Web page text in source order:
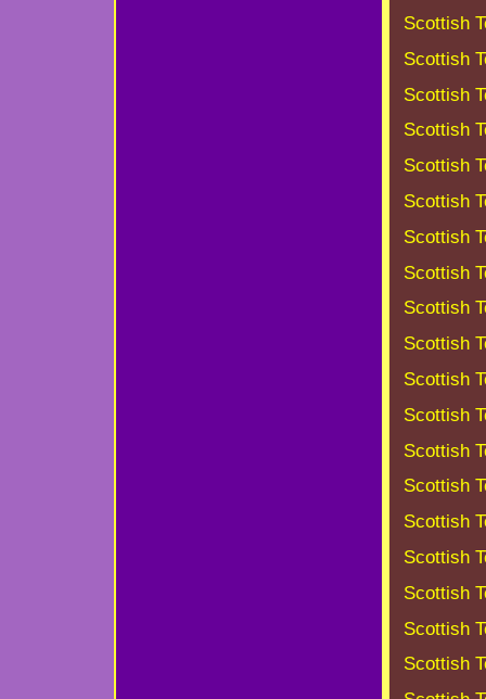
Scottish
Scottish
Scottish
Scottish
Scottish
Scottish
Scottish
Scottish
Scottish
Scottish
Scottish
Scottish
Scottish
Scottish
Scottish
Scottish
Scottish
Scottish
Scottish